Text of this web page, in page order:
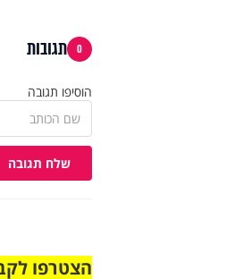
0 תגובות
הוסיפו תגובה
שלח תגובה